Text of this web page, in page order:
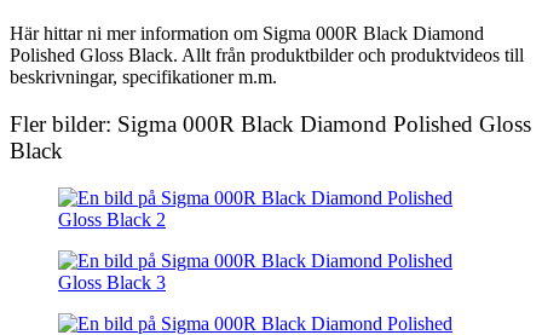
Här hittar ni mer information om Sigma 000R Black Diamond
Polished Gloss Black. Allt från produktbilder och produktvideos till
beskrivningar, specifikationer m.m.
Fler bilder: Sigma 000R Black Diamond Polished Gloss
Black